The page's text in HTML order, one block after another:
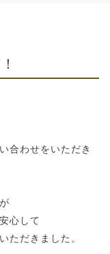
合わせをいただき
心して
ただきました。